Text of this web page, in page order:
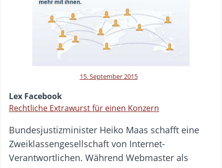
15. September 2015
Lex Facebook
Rechtliche Extrawurst für einen Konzern
Bundesjustizminister Heiko Maas schafft eine
Zweiklassengesellschaft von Internet-
Verantwortlichen. Während Webmaster als